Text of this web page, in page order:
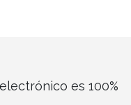
es 100%